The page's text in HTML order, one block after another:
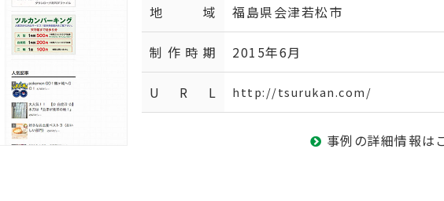
地域 福島県会津若松市
制作時期 2015年6月
U R L http://tsurukan.com/
事例の詳細情報は